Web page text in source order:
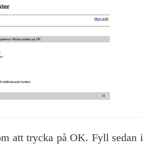
att trycka på OK. Fyll sedan i